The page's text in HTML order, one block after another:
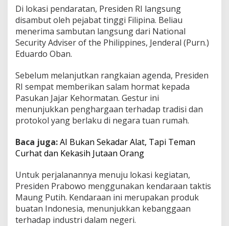
Di lokasi pendaratan, Presiden RI langsung
disambut oleh pejabat tinggi Filipina. Beliau
menerima sambutan langsung dari National
Security Adviser of the Philippines, Jenderal (Purn.)
Eduardo Oban.
Sebelum melanjutkan rangkaian agenda, Presiden
RI sempat memberikan salam hormat kepada
Pasukan Jajar Kehormatan. Gestur ini
menunjukkan penghargaan terhadap tradisi dan
protokol yang berlaku di negara tuan rumah.
Baca juga:AI Bukan Sekadar Alat, Tapi Teman
Curhat dan Kekasih Jutaan Orang
Untuk perjalanannya menuju lokasi kegiatan,
Presiden Prabowo menggunakan kendaraan taktis
Maung Putih. Kendaraan ini merupakan produk
buatan Indonesia, menunjukkan kebanggaan
terhadap industri dalam negeri.